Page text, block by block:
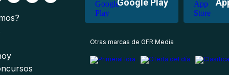
Google Play
Otras marcas de GFR Media